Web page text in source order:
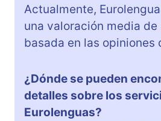
Actualmente,
una valoración media de
basada en las opiniones
¿Dónde se pueden
detalles sobre los
Eurolenguas?